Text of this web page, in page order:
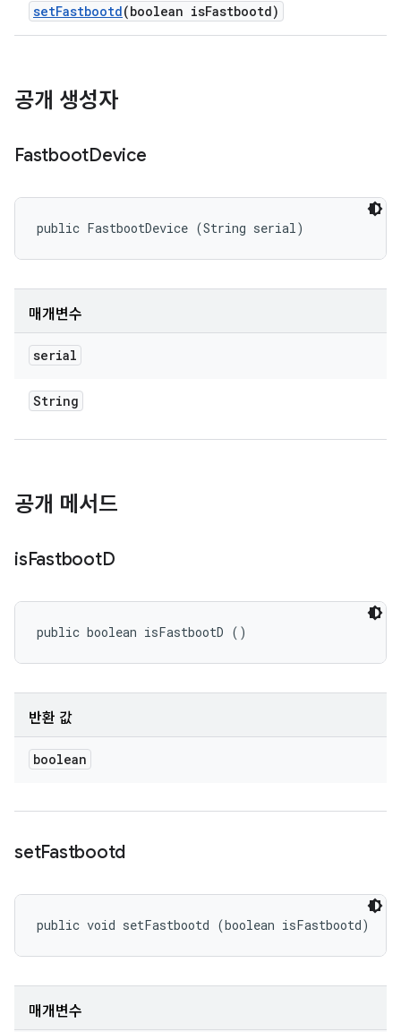
setFastbootd(boolean isFastbootd)
공개 생성자
FastbootDevice
public FastbootDevice (String serial)
매개변수
serial
String
공개 메서드
isFastbootD
public boolean isFastbootD ()
반환 값
boolean
setFastbootd
public void setFastbootd (boolean isFastbootd)
매개변수